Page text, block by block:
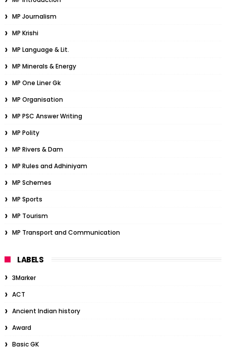
MP Journalism
MP Krishi
MP Language & Lit.
MP Minerals & Energy
MP One Liner Gk
MP Organisation
MP PSC Answer Writing
MP Polity
MP Rivers & Dam
MP Rules and Adhiniyam
MP Schemes
MP Sports
MP Tourism
MP Transport and Communication
LABELS
3Marker
ACT
Ancient Indian history
Award
Basic GK